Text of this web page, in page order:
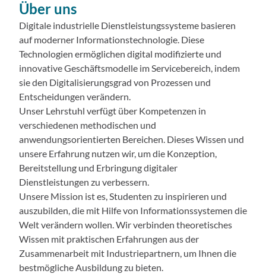
Über uns
Digitale industrielle Dienstleistungssysteme basieren
auf moderner Informationstechnologie. Diese
Technologien ermöglichen digital modifizierte und
innovative Geschäftsmodelle im Servicebereich, indem
sie den Digitalisierungsgrad von Prozessen und
Entscheidungen verändern.
Unser Lehrstuhl verfügt über Kompetenzen in
verschiedenen methodischen und
anwendungsorientierten Bereichen. Dieses Wissen und
unsere Erfahrung nutzen wir, um die Konzeption,
Bereitstellung und Erbringung digitaler
Dienstleistungen zu verbessern.
Unsere Mission ist es, Studenten zu inspirieren und
auszubilden, die mit Hilfe von Informationssystemen die
Welt verändern wollen. Wir verbinden theoretisches
Wissen mit praktischen Erfahrungen aus der
Zusammenarbeit mit Industriepartnern, um Ihnen die
bestmögliche Ausbildung zu bieten.